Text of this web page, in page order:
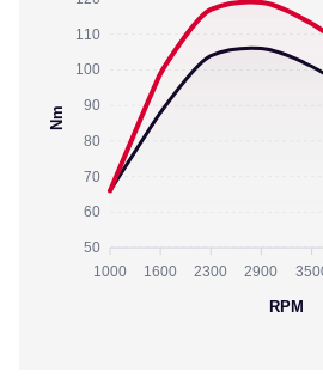
110
100
90
80
70
60
50
Nm
1000 1600 2300 2900
RPM